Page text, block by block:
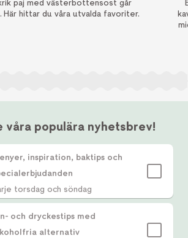
paj med västerbottensost går
Här hittar du våra utvalda favoriter.
våra populära nyhetsbrev!
inspiration, baktips och
torsdag och söndag
och dryckestips med
alternativ